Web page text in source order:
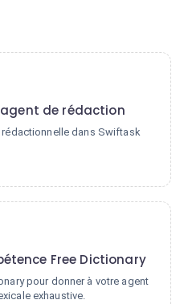
agent de rédaction
rédactionnelle dans Swiftask
Free Dictionary
pour donner à votre agent
exhaustive.